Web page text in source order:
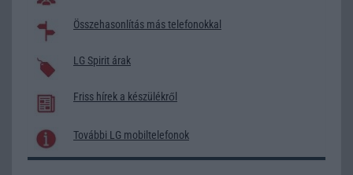
Összehasonlítás más telefonokkal
LG Spirit árak
Friss hírek a készülékről
További LG mobiltelefonok